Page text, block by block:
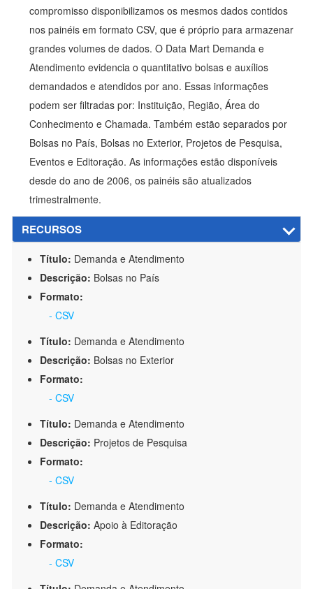
compromisso disponibilizamos os mesmos dados contidos
nos painéis em formato CSV, que é próprio para armazenar
grandes volumes de dados. O Data Mart Demanda e
Atendimento evidencia o quantitativo bolsas e auxílios
demandados e atendidos por ano. Essas informações
podem ser filtradas por: Instituição, Região, Área do
Conhecimento e Chamada. Também estão separados por
Bolsas no País, Bolsas no Exterior, Projetos de Pesquisa,
Eventos e Editoração. As informações estão disponíveis
desde do ano de 2006, os painéis são atualizados
trimestralmente.
RECURSOS
Título: Demanda e Atendimento
Descrição: Bolsas no País
Formato:
- CSV
Título: Demanda e Atendimento
Descrição: Bolsas no Exterior
Formato:
- CSV
Título: Demanda e Atendimento
Descrição: Projetos de Pesquisa
Formato:
- CSV
Título: Demanda e Atendimento
Descrição: Apoio à Editoração
Formato:
- CSV